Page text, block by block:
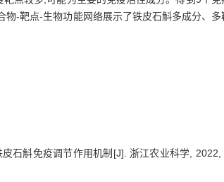
-靶点-生物功能网络展示了铁皮石斛多成分、多
石斛免疫调节作用机制[J]. 浙江农业科学, 2022,